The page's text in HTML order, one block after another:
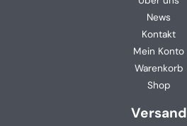
News
Kontakt
Mein Konto
Warenkorb
Shop
Versand